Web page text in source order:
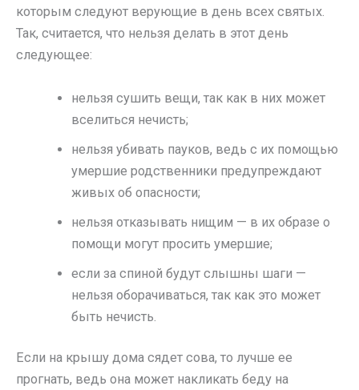
которым следуют верующие в день всех святых.
Так, считается, что нельзя делать в этот день
следующее:
нельзя сушить вещи, так как в них может
вселиться нечисть;
нельзя убивать пауков, ведь с их помощью
умершие родственники предупреждают
живых об опасности;
нельзя отказывать нищим — в их образе о
помощи могут просить умершие;
если за спиной будут слышны шаги —
нельзя оборачиваться, так как это может
быть нечисть.
Если на крышу дома сядет сова, то лучше ее
прогнать, ведь она может накликать беду на